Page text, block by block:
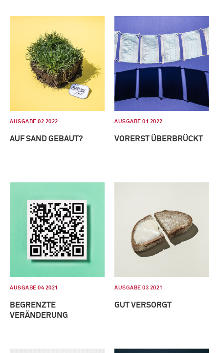
AUSGABE 02 2022
AUF SAND GEBAUT?
AUSGABE 01 2022
VORERST ÜBERBRÜCKT
AUSGABE 04 2021
BEGRENZTE
VERÄNDERUNG
AUSGABE 03 2021
GUT VERSORGT